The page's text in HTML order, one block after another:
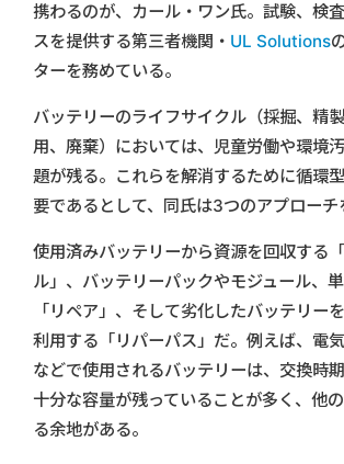
携わるのが、カール・ワン氏。試験、検
スを提供する第三者機関・ UL Solutions
ターを務めている。
バッテリーのライフサイクル（採掘、精
用、廃棄）においては、児童労働や環境
題が残る。これらを解消するために循環
要であるとして、同氏は3つのアプローチ
使用済みバッテリーから資源を回収する
ル」、バッテリーパックやモジュール、
「リペア」、そして劣化したバッテリー
利用する「リパーパス」だ。例えば、電気
などで使用されるバッテリーは、交換時
十分な容量が残っていることが多く、他
る余地がある。